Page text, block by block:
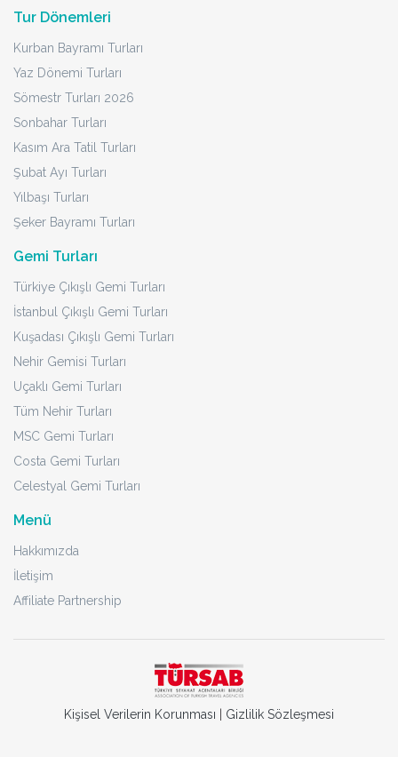
Tur Dönemleri
Kurban Bayramı Turları
Yaz Dönemi Turları
Sömestr Turları 2026
Sonbahar Turları
Kasım Ara Tatil Turları
Şubat Ayı Turları
Yılbaşı Turları
Şeker Bayramı Turları
Gemi Turları
Türkiye Çıkışlı Gemi Turları
İstanbul Çıkışlı Gemi Turları
Kuşadası Çıkışlı Gemi Turları
Nehir Gemisi Turları
Uçaklı Gemi Turları
Tüm Nehir Turları
MSC Gemi Turları
Costa Gemi Turları
Celestyal Gemi Turları
Menü
Hakkımızda
İletişim
Affiliate Partnership
Kişisel Verilerin Korunması Gizlilik Sözleşmesi